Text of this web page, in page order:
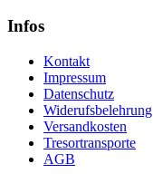
Infos
Kontakt
Impressum
Datenschutz
Widerufsbelehrung
Versandkosten
Tresortransporte
AGB